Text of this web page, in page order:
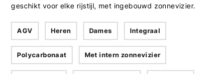
geschikt voor elke rijstijl, met ingebouwd zonnevizier.
AGV Heren Dames Integraal
Polycarbonaat Met intern zonnevizier